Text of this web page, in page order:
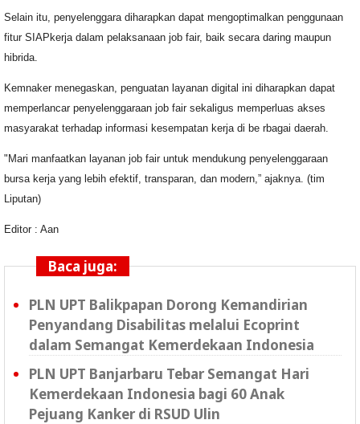
Selain itu, penyelenggara diharapkan dapat mengoptimalkan penggunaan
fitur SIAPkerja dalam pelaksanaan job fair, baik secara daring maupun
hibrida.
Kemnaker menegaskan, penguatan layanan digital ini diharapkan dapat
memperlancar penyelenggaraan job fair sekaligus memperluas akses
masyarakat terhadap informasi kesempatan kerja di be rbagai daerah.
"Mari manfaatkan layanan job fair untuk mendukung penyelenggaraan
bursa kerja yang lebih efektif, transparan, dan modern,” ajaknya. (tim
Liputan)
Editor : Aan
Baca juga:
PLN UPT Balikpapan Dorong Kemandirian
Penyandang Disabilitas melalui Ecoprint
dalam Semangat Kemerdekaan Indonesia
PLN UPT Banjarbaru Tebar Semangat Hari
Kemerdekaan Indonesia bagi 60 Anak
Pejuang Kanker di RSUD Ulin